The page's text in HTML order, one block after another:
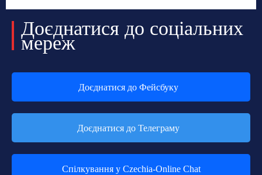
Доєднатися до соціальних
мереж
Доєднатися до Фейсбуку
Доєднатися до Телеграму
Спілкування у Czechia-Online Chat